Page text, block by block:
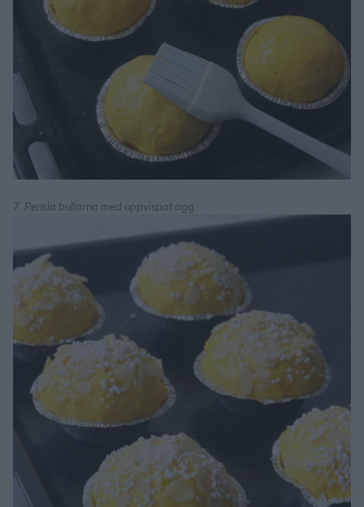
7. Pensla bullarna med uppvispat ägg.